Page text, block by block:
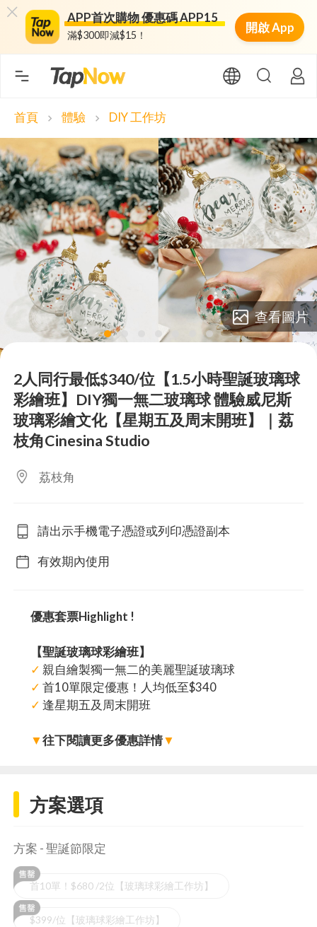
APP首次購物 優惠碼 APP15
滿$300即減$15！
開啟 App
首頁 chevron_right 體驗 chevron_right DIY 工作坊
lens lens
查看圖片
2人同行最低$340/位【1.5小時聖誕玻璃球
彩繪班】DIY獨一無二玻璃球 體驗威尼斯
玻璃彩繪文化【星期五及周末開班】｜荔
枝角Cinesina Studio
荔枝角
請出示手機電子憑證或列印憑證副本
有效期內使用
優惠套票Highlight !
【聖誕玻璃球彩繪班】
✓ 親自繪製獨一無二的美麗聖誕玻璃球
✓ 首10單限定優惠！人均低至$340
✓ 逢星期五及周末開班
▼往下閱讀更多優惠詳情▼
方案選項
方案 - 聖誕節限定
首10單！$680 /2位【玻璃球彩繪工作坊】
$399/位【玻璃球彩繪工作坊】